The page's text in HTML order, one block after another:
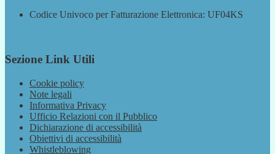
Codice Univoco per Fatturazione Elettronica: UF04KS
Sezione Link Utili
Cookie policy
Note legali
Informativa Privacy
Ufficio Relazioni con il Pubblico
Dichiarazione di accessibilità
Obiettivi di accessibilità
Whistleblowing